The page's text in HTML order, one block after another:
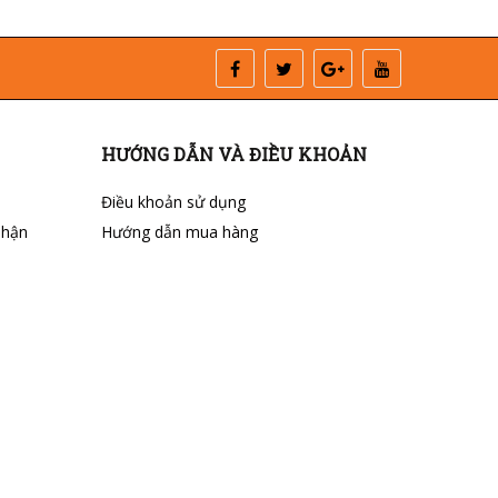
HƯỚNG DẪN VÀ ĐIỀU KHOẢN
Điều khoản sử dụng
Hướng dẫn mua hàng